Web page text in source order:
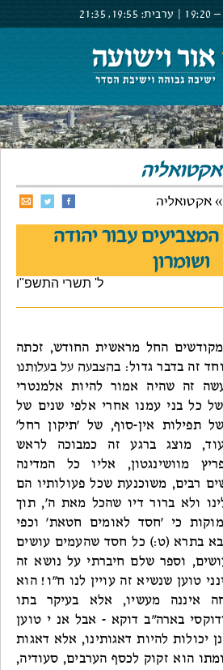
19:20 ערבית: 19:55,
21:35
אקטואליה
» אקטואליה
עבור יהודה
ושומרון
ל' תשרי התשפ"ו
החל מראשית החודש, זכתה
זה בדבר גדול: בהצבעה על בעלותנו
זה שהיה אמור להיות אלמנטרי
כל בני עמנו אחרי אלפי שנים של
תפילות אין-סוף, של 'תיקון רחל'
מוצג ברגע זה כמבוכה לראש
מוושינגטון, אליו כל המדינה
רבים, משוכנעת שכל פעולותיו הם
ולא ברור דיו שהכל מאת ה', תוך
כי 'חסד לאומים חטאת' וכפי
בתרא (ט:) כל חסד שהעמים עושים
וספר שלם חיברתי על נושא זה
טוען שנשיא זה עויין לנו ח"ו! הוא
איננה מעשיו, אלא בעיקר בתו
בארה"ב דוקא - אבל אנ י טוען
יכולות להיות דאגותינו, אלא דאגות
הוא זקוק לכסף הערבים, סעודיה,